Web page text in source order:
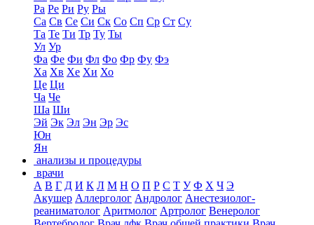
Ра Ре Ри Ру Ры
Са Св Се Си Ск Со Сп Ср Ст Су
Та Те Ти Тр Ту Ты
Ул Ур
Фа Фе Фи Фл Фо Фр Фу Фэ
Ха Хв Хе Хи Хо
Це Ци
Ча Че
Ша Ши
Эй Эк Эл Эн Эр Эс
Юн
Ян
анализы и процедуры
врачи
А В Г Д И К Л М Н О П Р С Т У Ф Х Ч Э
Акушер Аллерголог Андролог Анестезиолог-
реаниматолог Аритмолог Артролог Венеролог